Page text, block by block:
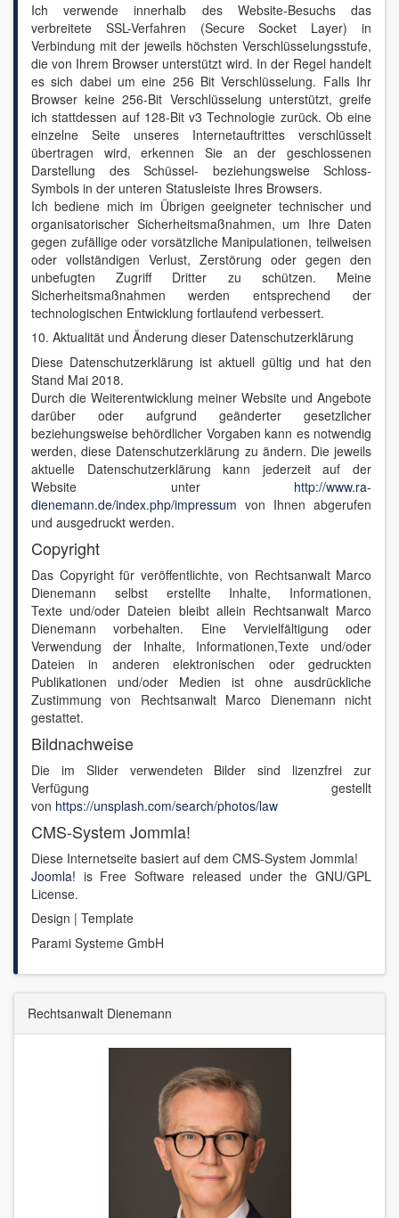
Ich verwende innerhalb des Website-Besuchs das
verbreitete SSL-Verfahren (Secure Socket Layer) in
Verbindung mit der jeweils höchsten Verschlüsselungsstufe,
die von Ihrem Browser unterstützt wird. In der Regel handelt
es sich dabei um eine 256 Bit Verschlüsselung. Falls Ihr
Browser keine 256-Bit Verschlüsselung unterstützt, greife
ich stattdessen auf 128-Bit v3 Technologie zurück. Ob eine
einzelne Seite unseres Internetauftrittes verschlüsselt
übertragen wird, erkennen Sie an der geschlossenen
Darstellung des Schüssel- beziehungsweise Schloss-
Symbols in der unteren Statusleiste Ihres Browsers.
Ich bediene mich im Übrigen geeigneter technischer und
organisatorischer Sicherheitsmaßnahmen, um Ihre Daten
gegen zufällige oder vorsätzliche Manipulationen, teilweisen
oder vollständigen Verlust, Zerstörung oder gegen den
unbefugten Zugriff Dritter zu schützen. Meine
Sicherheitsmaßnahmen werden entsprechend der
technologischen Entwicklung fortlaufend verbessert.
10. Aktualität und Änderung dieser Datenschutzerklärung
Diese Datenschutzerklärung ist aktuell gültig und hat den
Stand Mai 2018.
Durch die Weiterentwicklung meiner Website und Angebote
darüber oder aufgrund geänderter gesetzlicher
beziehungsweise behördlicher Vorgaben kann es notwendig
werden, diese Datenschutzerklärung zu ändern. Die jeweils
aktuelle Datenschutzerklärung kann jederzeit auf der
Website unter http://www.ra-
dienemann.de/index.php/impressum von Ihnen abgerufen
und ausgedruckt werden.
Copyright
Das Copyright für veröffentlichte, von Rechtsanwalt Marco
Dienemann selbst erstellte Inhalte, Informationen,
Texte und/oder Dateien bleibt allein Rechtsanwalt Marco
Dienemann vorbehalten. Eine Vervielfältigung oder
Verwendung der Inhalte, Informationen,Texte und/oder
Dateien in anderen elektronischen oder gedruckten
Publikationen und/oder Medien ist ohne ausdrückliche
Zustimmung von Rechtsanwalt Marco Dienemann nicht
gestattet.
Bildnachweise
Die im Slider verwendeten Bilder sind lizenzfrei zur
Verfügung gestellt
von https://unsplash.com/search/photos/law
CMS-System Jommla!
Diese Internetseite basiert auf dem CMS-System Jommla!
Joomla! is Free Software released under the GNU/GPL
License.
Design | Template
Parami Systeme GmbH
Rechtsanwalt Dienemann